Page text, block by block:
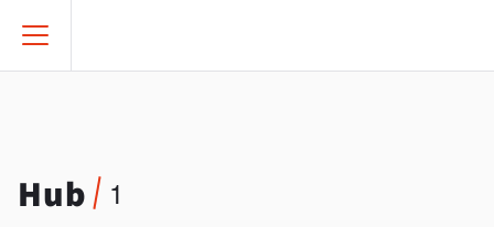
Hub 1